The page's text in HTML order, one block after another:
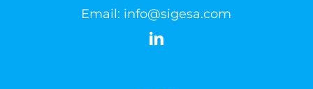
Email: info@sigesa.com